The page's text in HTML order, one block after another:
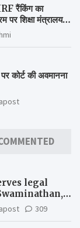
रैंकिंग का
पर शिक्षा मंत्रालय
कोर्ट की अवमानना
legal
309